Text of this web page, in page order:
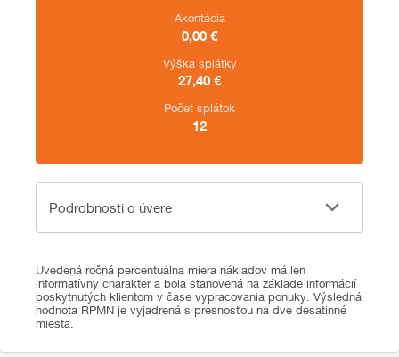
Akontácia
0,00 €
Výška splátky
27,40 €
Počet splátok
12
Podrobnosti o úvere
Podrobnosti o úvere
Uvedená ročná percentuálna miera nákladov má len
informatívny charakter a bola stanovená na základe informácií
poskytnutých klientom v čase vypracovania ponuky. Výsledná
hodnota RPMN je vyjadrená s presnosťou na dve desatinné
miesta.